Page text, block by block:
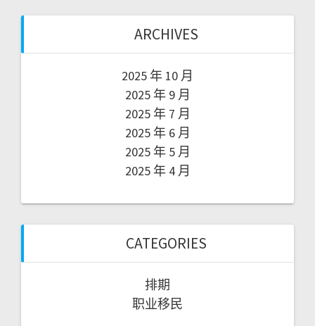
ARCHIVES
2025 年 10 月
2025 年 9 月
2025 年 7 月
2025 年 6 月
2025 年 5 月
2025 年 4 月
CATEGORIES
排期
职业移民